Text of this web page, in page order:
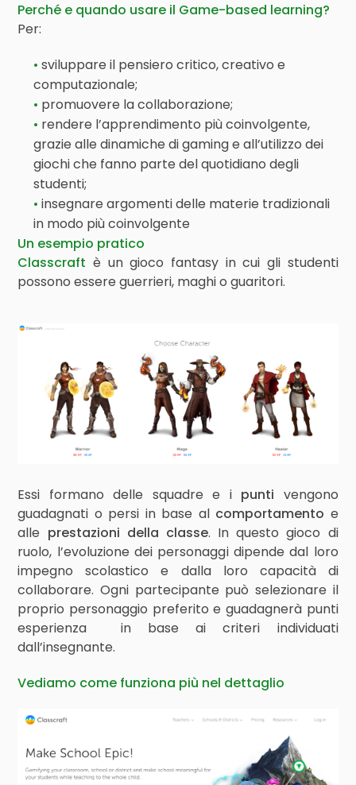
Perché e quando usare il Game-based learning?
Per:
sviluppare il pensiero critico, creativo e
computazionale;
promuovere la collaborazione;
rendere l’apprendimento più coinvolgente,
grazie alle dinamiche di gaming e all’utilizzo dei
giochi che fanno parte del quotidiano degli
studenti;
insegnare argomenti delle materie tradizionali
in modo più coinvolgente
Un esempio pratico
Classcraft è un gioco fantasy in cui gli studenti
possono essere guerrieri, maghi o guaritori.
Essi formano delle squadre e i punti vengono
guadagnati o persi in base al comportamento e
alle prestazioni della classe. In questo gioco di
ruolo, l’evoluzione dei personaggi dipende dal loro
impegno scolastico e dalla loro capacità di
collaborare. Ogni partecipante può selezionare il
proprio personaggio preferito e guadagnerà punti
esperienza in base ai criteri individuati
dall’insegnante.
Vediamo come funziona più nel dettaglio